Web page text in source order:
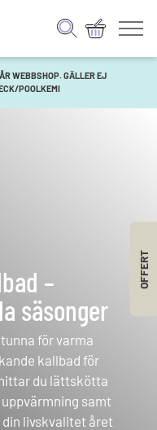
WEBBSHOP. GÄLLER EJ
POOLKEMI
–
säsonger
för varma
kallbad för
du lättskötta
samt
livskvalitet året
OFFERT